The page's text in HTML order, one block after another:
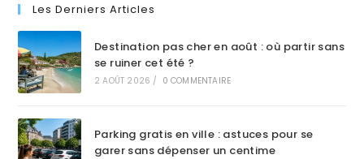
Les Derniers Articles
Destination pas cher en août : où partir sans
se ruiner cet été ?
2 AOÛT 2026 / 0 COMMENTAIRE
Parking gratis en ville : astuces pour se
garer sans dépenser un centime